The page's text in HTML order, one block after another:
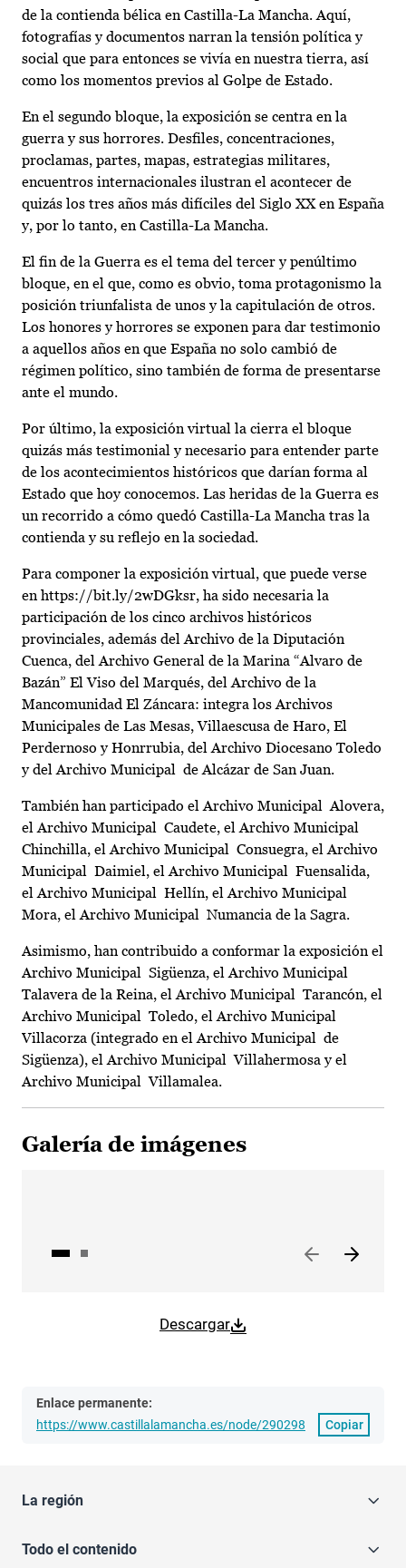
de la contienda bélica en Castilla-La Mancha. Aquí,
fotografías y documentos narran la tensión política y
social que para entonces se vivía en nuestra tierra, así
como los momentos previos al Golpe de Estado.
En el segundo bloque, la exposición se centra en la
guerra y sus horrores. Desfiles, concentraciones,
proclamas, partes, mapas, estrategias militares,
encuentros internacionales ilustran el acontecer de
quizás los tres años más difíciles del Siglo XX en España
y, por lo tanto, en Castilla-La Mancha.
El fin de la Guerra es el tema del tercer y penúltimo
bloque, en el que, como es obvio, toma protagonismo la
posición triunfalista de unos y la capitulación de otros.
Los honores y horrores se exponen para dar testimonio
a aquellos años en que España no solo cambió de
régimen político, sino también de forma de presentarse
ante el mundo.
Por último, la exposición virtual la cierra el bloque
quizás más testimonial y necesario para entender parte
de los acontecimientos históricos que darían forma al
Estado que hoy conocemos. Las heridas de la Guerra es
un recorrido a cómo quedó Castilla-La Mancha tras la
contienda y su reflejo en la sociedad.
Para componer la exposición virtual, que puede verse
en https://bit.ly/2wDGksr, ha sido necesaria la
participación de los cinco archivos históricos
provinciales, además del Archivo de la Diputación
Cuenca, del Archivo General de la Marina “Alvaro de
Bazán” El Viso del Marqués, del Archivo de la
Mancomunidad El Záncara: integra los Archivos
Municipales de Las Mesas, Villaescusa de Haro, El
Perdernoso y Honrrubia, del Archivo Diocesano Toledo
y del Archivo Municipal de Alcázar de San Juan.
También han participado el Archivo Municipal Alovera,
el Archivo Municipal Caudete, el Archivo Municipal
Chinchilla, el Archivo Municipal Consuegra, el Archivo
Municipal Daimiel, el Archivo Municipal Fuensalida,
el Archivo Municipal Hellín, el Archivo Municipal
Mora, el Archivo Municipal Numancia de la Sagra.
Asimismo, han contribuido a conformar la exposición el
Archivo Municipal Sigüenza, el Archivo Municipal
Talavera de la Reina, el Archivo Municipal Tarancón, el
Archivo Municipal Toledo, el Archivo Municipal
Villacorza (integrado en el Archivo Municipal de
Sigüenza), el Archivo Municipal Villahermosa y el
Archivo Municipal Villamalea.
Galería de imágenes
Descargar
Enlace permanente:
https://www.castillalamancha.es/node/290298
Copiar
La región
Todo el contenido